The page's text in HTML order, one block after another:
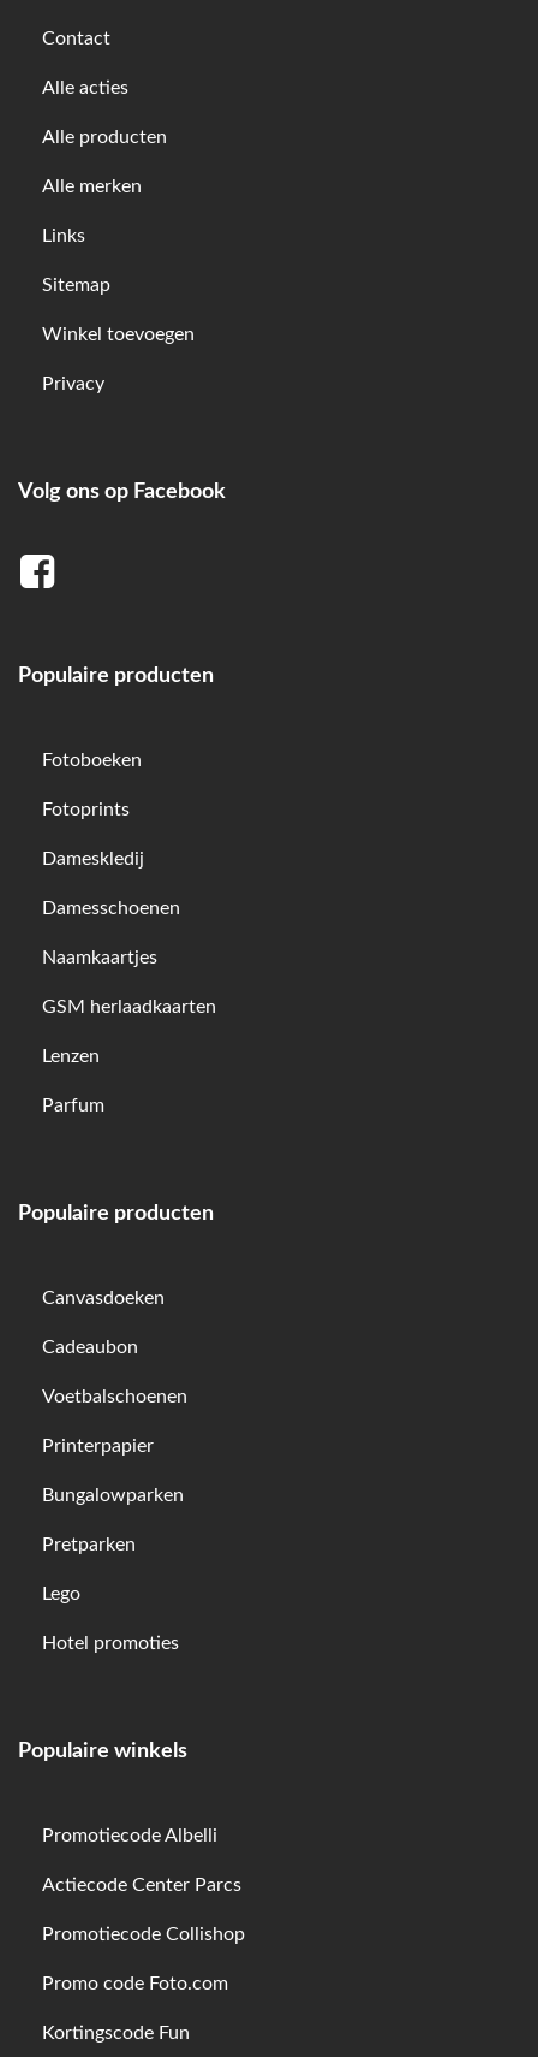
Contact
Alle acties
Alle producten
Alle merken
Links
Sitemap
Winkel toevoegen
Privacy
Volg ons op Facebook
Populaire producten
Fotoboeken
Fotoprints
Dameskledij
Damesschoenen
Naamkaartjes
GSM herlaadkaarten
Lenzen
Parfum
Populaire producten
Canvasdoeken
Cadeaubon
Voetbalschoenen
Printerpapier
Bungalowparken
Pretparken
Lego
Hotel promoties
Populaire winkels
Promotiecode Albelli
Actiecode Center Parcs
Promotiecode Collishop
Promo code Foto.com
Kortingscode Fun